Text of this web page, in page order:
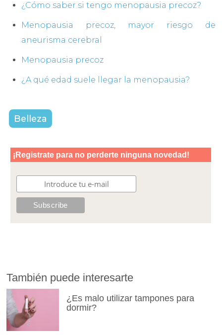
¿Cómo saber si tengo menopausia precoz?
Menopausia precoz, mayor riesgo de
aneurisma cerebral
Menopausia precoz
¿A qué edad suele llegar la menopausia?
Belleza
También puede interesarte
¿Es malo utilizar tampones para
dormir?